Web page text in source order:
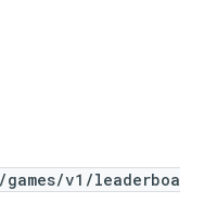
v1/leaderboa